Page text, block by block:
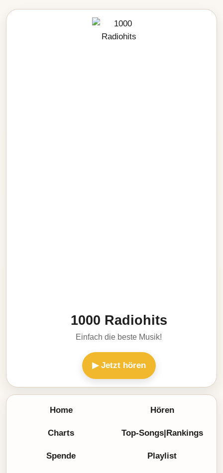
1000 Radiohits
Einfach die beste Musik!
▶ Jetzt hören
Home Hören
Charts Top-Songs|Rankings
Spende Playlist